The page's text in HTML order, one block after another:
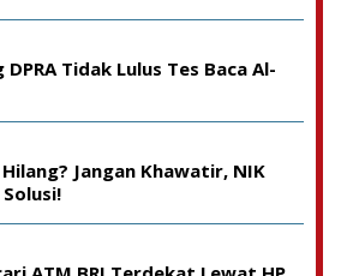
DPRA Tidak Lulus Tes Baca Al-
Jangan Khawatir, NIK